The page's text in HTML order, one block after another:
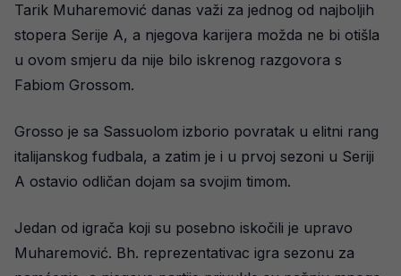
Tarik Muharemović danas važi za jednog od najboljih
stopera Serije A, a njegova karijera možda ne bi otišla
u ovom smjeru da nije bilo iskrenog razgovora s
Fabiom Grossom.
Grosso je sa Sassuolom izborio povratak u elitni rang
italijanskog fudbala, a zatim je i u prvoj sezoni u Seriji
A ostavio odličan dojam sa svojim timom.
Jedan od igrača koji su posebno iskočili je upravo
Muharemović. Bh. reprezentativac igra sezonu za